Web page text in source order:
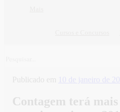
Publicado em 10 de janeiro de
Contagem terá